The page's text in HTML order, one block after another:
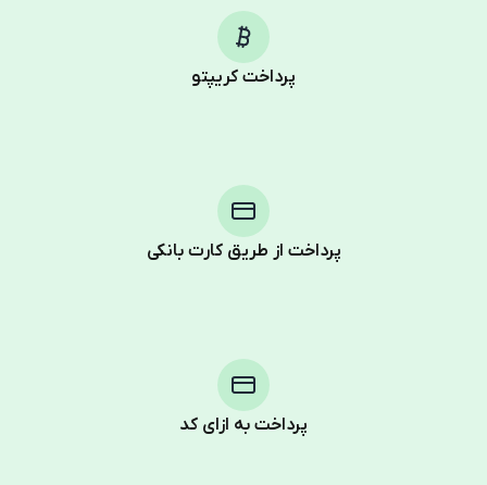
پرداخت کریپتو
پرداخت از طریق کارت بانکی
پرداخت به ازای کد
Telegram using your card (or Google Pay, Apple Pay, or
other supported methods).
You use those Stars to pay our bot and complete the